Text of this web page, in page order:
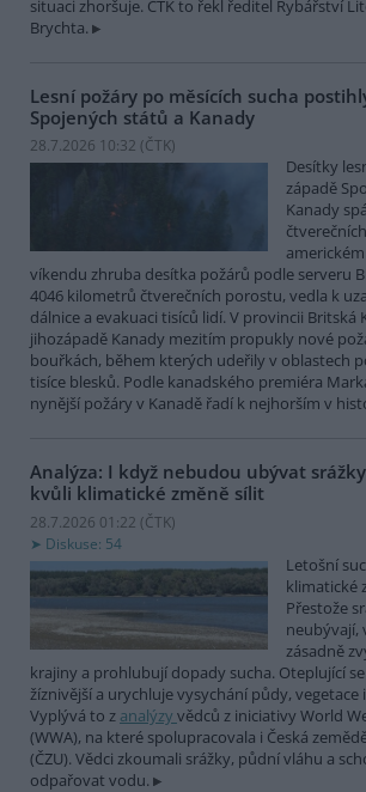
situaci zhoršuje. ČTK to řekl ředitel Rybářství
Brychta.
Lesní požáry po měsících sucha
Spojených států a Kanady
28.7.2026 10:32 (ČTK)
Desítky
západě
Kanady
víkendu zhruba desítka požárů podle serveru
4046 kilometrů čtverečních porostu, vedla k
dálnice a evakuaci tisíců lidí. V provincii Britská
jihozápadě Kanady mezitím propukly nové
bouřkách, během kterých udeřily v oblastech
tisíce blesků. Podle kanadského premiéra
nynější požáry v Kanadě řadí k nejhorším v
Analýza: I když nebudou ubývat
kvůli klimatické změně sílit
28.7.2026 01:22 (ČTK)
Diskuse: 54
Letošní
klimatické
Přestože
neubývají,
zásadně
krajiny a prohlubují dopady sucha. Oteplující
žíznivější a urychluje vysychání půdy,
Vyplývá to z analýzy vědců z iniciativy World
(WWA), na které spolupracovala i Česká
(ČZU). Vědci zkoumali srážky, půdní vláhu a
odpařovat vodu.